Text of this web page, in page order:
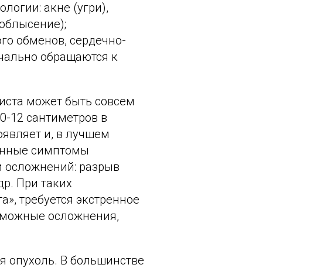
акне (угри),
обменов, сердечно-
обращаются к
может быть совсем
12 сантиметров в
и, в лучшем
симптомы
осложнений: разрыв
При таких
требуется экстренное
осложнения,
опухоль. В большинстве